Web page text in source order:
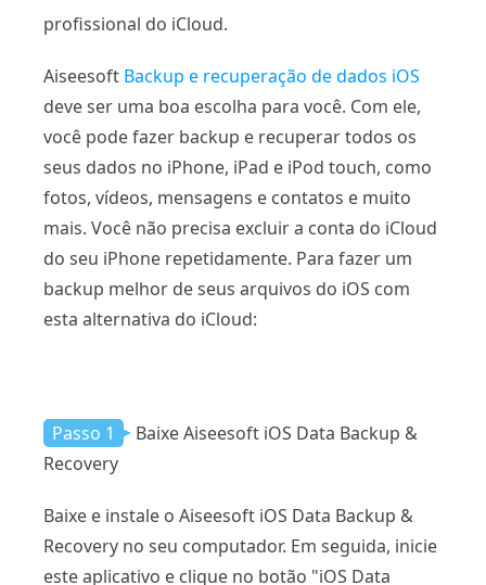
profissional do iCloud.
Aiseesoft Backup e recuperação de dados iOS
deve ser uma boa escolha para você. Com ele,
você pode fazer backup e recuperar todos os
seus dados no iPhone, iPad e iPod touch, como
fotos, vídeos, mensagens e contatos e muito
mais. Você não precisa excluir a conta do iCloud
do seu iPhone repetidamente. Para fazer um
backup melhor de seus arquivos do iOS com
esta alternativa do iCloud:
Passo 1
Baixe Aiseesoft iOS Data Backup &
Recovery
Baixe e instale o Aiseesoft iOS Data Backup &
Recovery no seu computador. Em seguida, inicie
este aplicativo e clique no botão "iOS Data